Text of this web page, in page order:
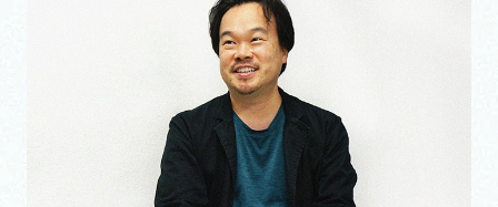
社外取締役/社外CTO